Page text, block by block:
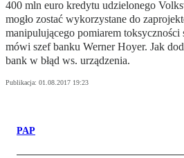
400 mln euro kredytu udzielonego
mogło zostać wykorzystane do
manipulującego pomiarem toksyczności
mówi szef banku Werner Hoyer. Jak
bank w błąd ws. urządzenia.
Publikacja: 01.08.2017 19:23
PAP